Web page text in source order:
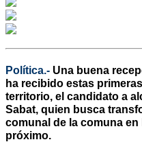
Política.- Una buena
ha recibido estas
territorio, el candidato a
Sabat, quien busca
comunal de la comuna
próximo.